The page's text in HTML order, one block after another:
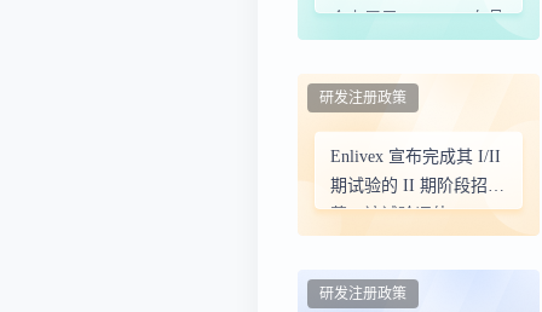
会上展示 Allocetra 在骨
Enlivex 宣布完成其 I/II
期试验的 II 期阶段招
募，该试验评估
膝骨关节炎患者中的疗
效
研发注册政策
研发注册政策